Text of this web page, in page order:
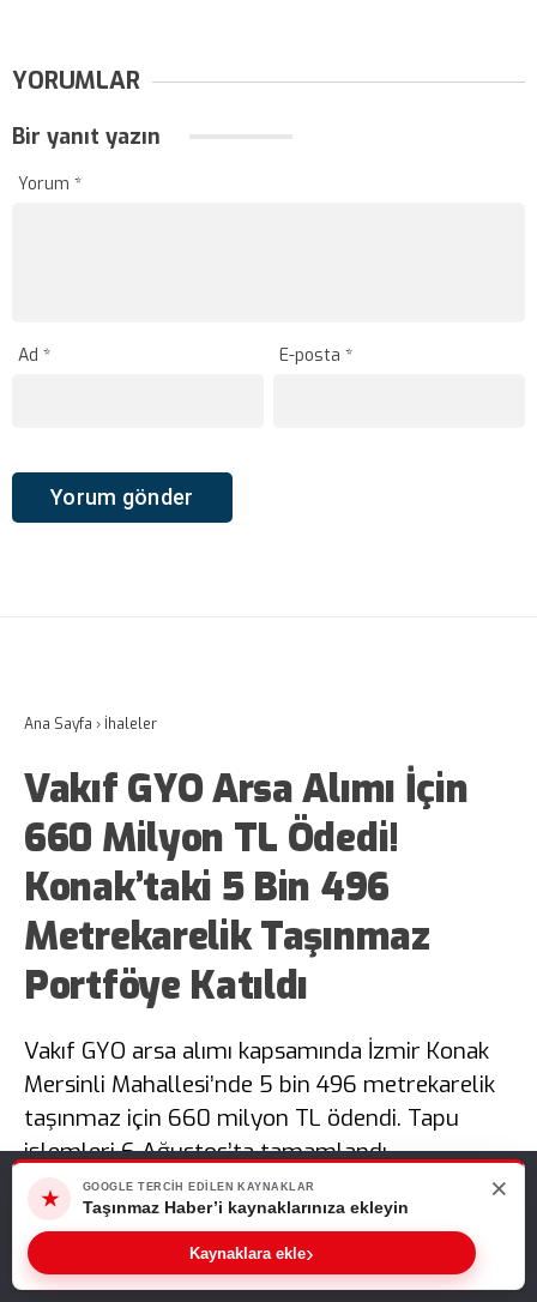
YORUMLAR
Bir yanıt yazın
Yorum *
Ad * E-posta*
Ana Sayfa › İhaleler
Vakıf GYO Arsa Alımı İçin
660 Milyon TL Ödedi!
Konak’taki 5 Bin 496
Metrekarelik Taşınmaz
Portföye Katıldı
Vakıf GYO arsa alımı kapsamında İzmir Konak
Mersinli Mahallesi’nde 5 bin 496 metrekarelik
taşınmaz için 660 milyon TL ödendi. Tapu
işlemleri 6 Ağustos’ta tamamlandı.
Fulya GÜRBÜZ TÜM YAZILARI
Giriş: 08-08-2026 20:36 İhaleler
Web sitemizde size en iyi deneyimi sunabilmemiz için çerezleri
kullanıyoruz. Bu siteyi kullanmaya devam ederseniz, bunu kabul
ettiğinizi varsayarız.
Tamam
★
GOOGLE TERCIH EDILEN KAYNAKLAR
Taşınmaz Haber’i kaynaklarınıza ekleyin
Kaynaklara ekle›
×